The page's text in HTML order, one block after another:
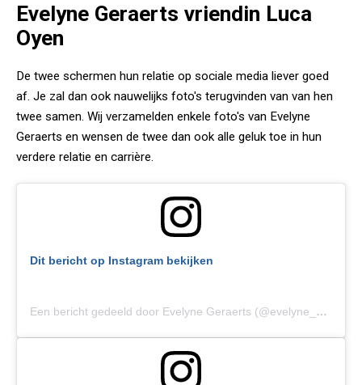
Evelyne Geraerts vriendin Luca
Oyen
De twee schermen hun relatie op sociale media liever goed
af. Je zal dan ook nauwelijks foto's terugvinden van van hen
twee samen. Wij verzamelden enkele foto's van Evelyne
Geraerts en wensen de twee dan ook alle geluk toe in hun
verdere relatie en carrière.
Dit bericht op Instagram bekijken
Een bericht gedeeld door Evelyne Geraerts (@evelyne_geraerts)